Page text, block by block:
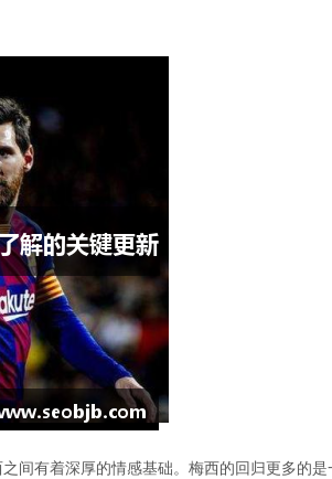
间有着深厚的情感基础。梅西的回归更多的